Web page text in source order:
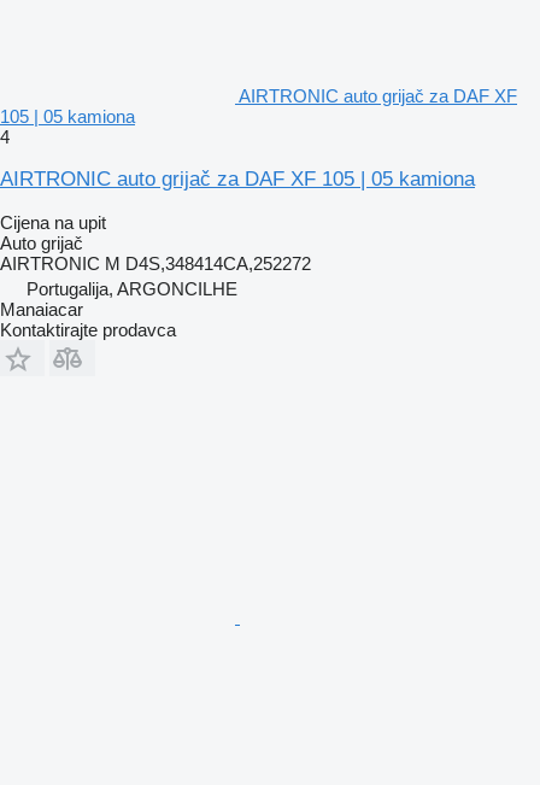
AIRTRONIC auto grijač za DAF XF
105 | 05 kamiona
4
AIRTRONIC auto grijač za DAF XF 105 | 05 kamiona
Cijena na upit
Auto grijač
AIRTRONIC M D4S,348414CA,252272
Portugalija, ARGONCILHE
Manaiacar
Kontaktirajte prodavca